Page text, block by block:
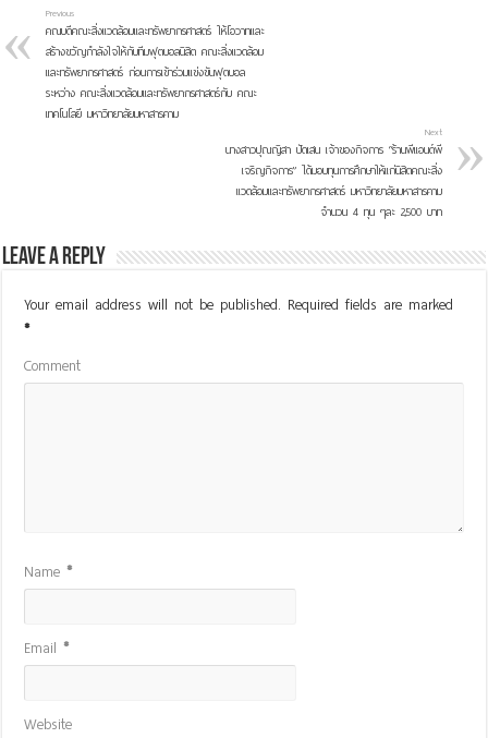
Previous
คณบดีคณะสิ่งแวดล้อมและทรัพยากรศาสตร์ ให้โอวาทและ
สร้างขวัญกำลังใจให้กับทีมฟุตบอลนิสิต คณะสิ่งแวดล้อม
และทรัพยากรศาสตร์ ก่อนการเข้าร่วมแข่งขันฟุตบอล
ระหว่าง คณะสิ่งแวดล้อมและทรัพยากรศาสตร์กับ คณะ
เทคโนโลยี มหาวิทยาลัยมหาสารคาม
Next
นางสาวปุณญิสา ปัดเสน เจ้าของกิจการ “ร้านพีแอนด์พี
เจริญกิจการ” ได้มอบทุนการศึกษาให้แก่นิสิตคณะสิ่ง
แวดล้อมและทรัพยากรศาสตร์ มหาวิทยาลัยมหาสารคาม
จำนวน 4 ทุน ๆละ 2,500 บาท
Leave a Reply
Your email address will not be published. Required fields are marked
*
Comment
Name*
Email*
Website